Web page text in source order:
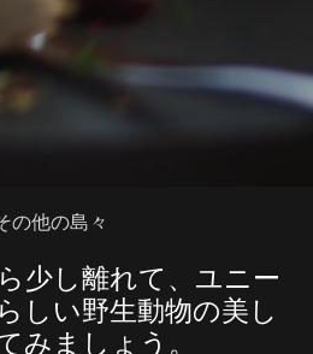
の他の島々
少し離れて、ユニー
しい野生動物の美し
みましょう。